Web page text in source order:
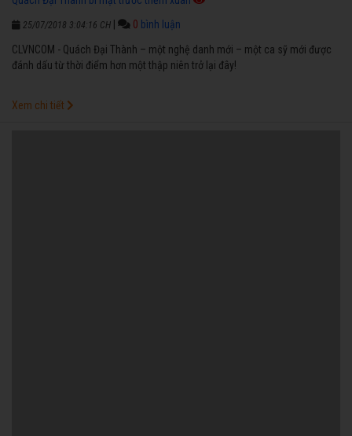
25/07/2018 3:04:16 CH 0 bình luận
CLVNCOM - Quách Đại Thành – một nghệ danh mới – một ca sỹ mới được
đánh dấu từ thời điểm hơn một thập niên trở lại đây!
Xem chi tiết